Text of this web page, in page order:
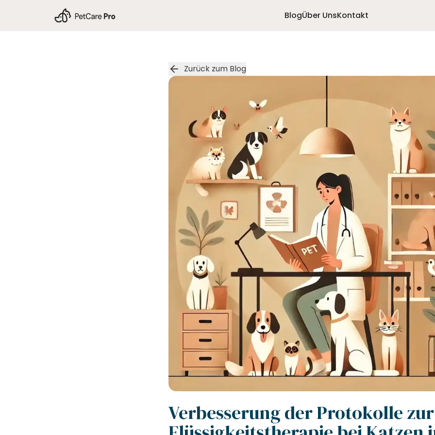
BlogÜber UnsKontakt
Zurück zum Blog
Verbesserung der Protokolle zur